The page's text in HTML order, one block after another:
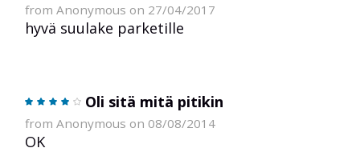
from Anonymous on 27/04/2017
hyvä suulake parketille
Oli sitä mitä pitikin
from Anonymous on 08/08/2014
OK